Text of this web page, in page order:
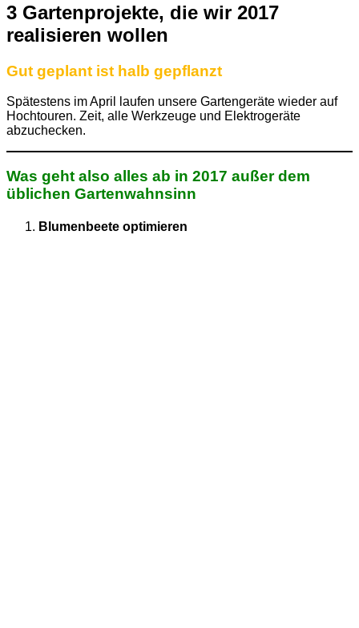
3 Gartenprojekte, die wir 2017
realisieren wollen
Gut geplant ist halb gepflanzt
Spätestens im April laufen unsere Gartengeräte wieder auf
Hochtouren. Zeit, alle Werkzeuge und Elektrogeräte
abzuchecken.
Was geht also alles ab in 2017 außer dem
üblichen Gartenwahnsinn
Blumenbeete optimieren